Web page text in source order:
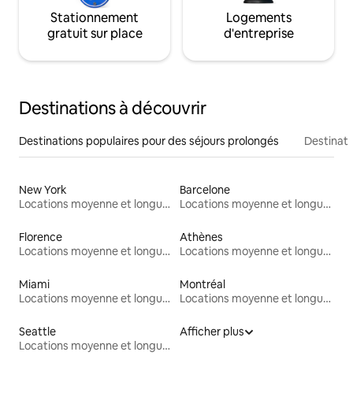
Stationnement
gratuit sur place
Logements
d'entreprise
Destinations à découvrir
Destinations populaires pour des séjours prolongés
New York
Locations moyenne et longue durée
Barcelone
Locations moyenne et longue durée
Florence
Locations moyenne et longue durée
Athènes
Locations moyenne et longue durée
Miami
Locations moyenne et longue durée
Montréal
Locations moyenne et longue durée
Seattle
Locations moyenne et longue durée
Afficher plus